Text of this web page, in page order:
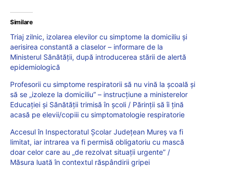
Similare
Triaj zilnic, izolarea elevilor cu simptome la domiciliu și
aerisirea constantă a claselor – informare de la
Ministerul Sănătății, după introducerea stării de alertă
epidemiologică
Profesorii cu simptome respiratorii să nu vină la școală și
să se „izoleze la domiciliu” – instrucțiune a ministerelor
Educației și Sănătății trimisă în școli / Părinții să îi țină
acasă pe elevii/copiii cu simptomatologie respiratorie
Accesul în Inspectoratul Școlar Județean Mureș va fi
limitat, iar intrarea va fi permisă obligatoriu cu mască
doar celor care au „de rezolvat situații urgente” /
Măsura luată în contextul răspândirii gripei